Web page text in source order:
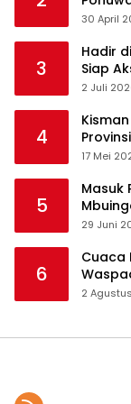
30 April
3
Hadir
Siap
2 Juli
4
17 Mei
5
Masuk
Politik ?
29 Juni
6
Cuaca
2